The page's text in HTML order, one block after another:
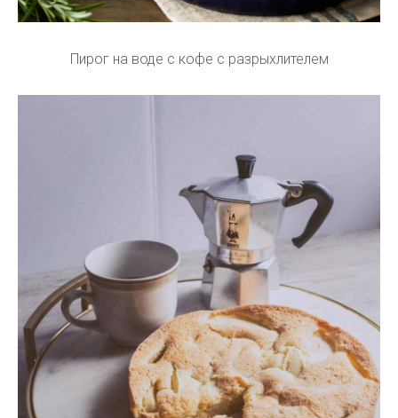
Пирог на воде с кофе с разрыхлителем